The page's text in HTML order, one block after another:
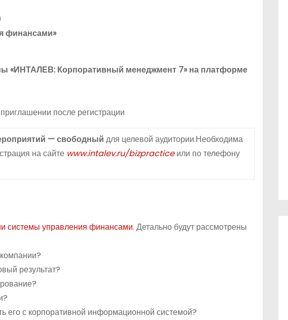
финансами»
«ИНТАЛЕВ: Корпоративный менеджмент 7» на платформе
после регистрации
— свободный для целевой аудитории.Необходима
на сайте www.intalev.ru/bizpracticeили по телефону
системы управления финансами. Детально будут рассмотрены
в компании?
результат?
его с корпоративной информационной системой?